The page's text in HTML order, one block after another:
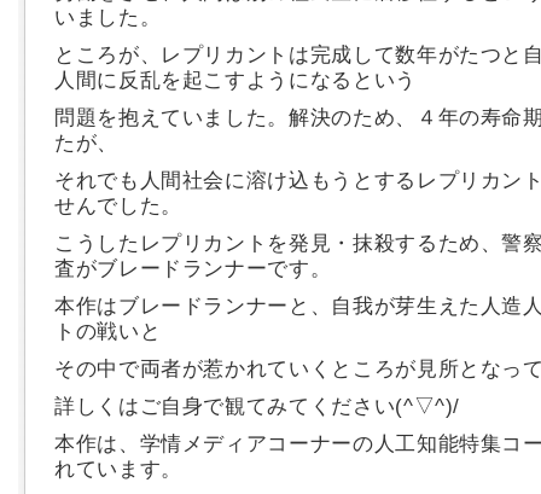
いました。
ところが、レプリカントは完成して数年がたつと
人間に反乱を起こすようになるという
問題を抱えていました。解決のため、４年の寿命
たが、
それでも人間社会に溶け込もうとするレプリカン
せんでした。
こうしたレプリカントを発見・抹殺するため、警
査がブレードランナーです。
本作はブレードランナーと、自我が芽生えた人造
トの戦いと
その中で両者が惹かれていくところが見所となっ
詳しくはご自身で観てみてください(^▽^)/
本作は、学情メディアコーナーの人工知能特集コ
れています。